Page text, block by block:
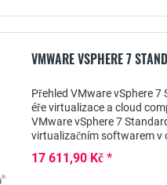
VMWARE VSPHERE 7
Přehled VMware vSphere
éře virtualizace a cloud
VMware vSphere 7
virtualizačním softwarem v
17 611,90 Kč *